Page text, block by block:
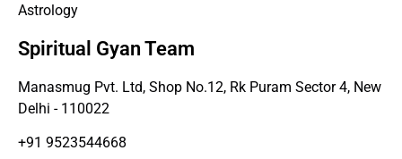
Astrology
Spiritual Gyan Team
Manasmug Pvt. Ltd, Shop No.12, Rk Puram Sector 4, New
Delhi - 110022
+91 9523544668